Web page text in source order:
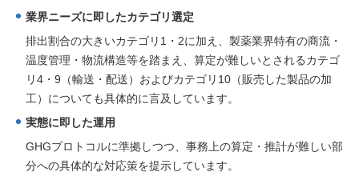
業界ニーズに即したカテゴリ選定
排出割合の大きいカテゴリ1・2に加え、製薬業界特有の商流・
温度管理・物流構造等を踏まえ、算定が難しいとされるカテゴ
リ4・9（輸送・配送）およびカテゴリ10（販売した製品の加
工）についても具体的に言及しています。
実態に即した運用
GHGプロトコルに準拠しつつ、事務上の算定・推計が難しい部
分への具体的な対応策を提示しています。